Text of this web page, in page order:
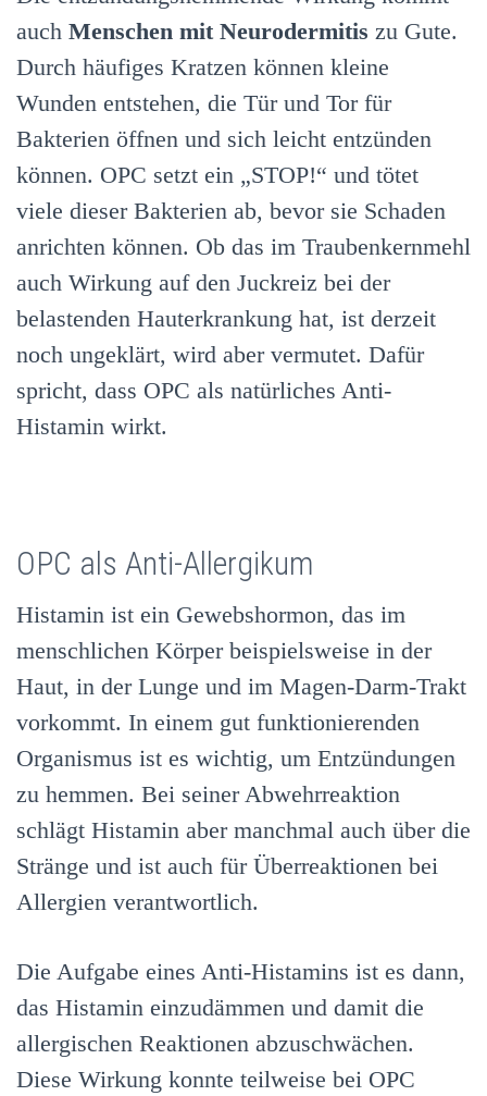
auch Menschen mit Neurodermitis zu Gute.
Durch häufiges Kratzen können kleine
Wunden entstehen, die Tür und Tor für
Bakterien öffnen und sich leicht entzünden
können. OPC setzt ein „STOP!“ und tötet
viele dieser Bakterien ab, bevor sie Schaden
anrichten können. Ob das im Traubenkernmehl
auch Wirkung auf den Juckreiz bei der
belastenden Hauterkrankung hat, ist derzeit
noch ungeklärt, wird aber vermutet. Dafür
spricht, dass OPC als natürliches Anti-
Histamin wirkt.
OPC als Anti-Allergikum
Histamin ist ein Gewebshormon, das im
menschlichen Körper beispielsweise in der
Haut, in der Lunge und im Magen-Darm-Trakt
vorkommt. In einem gut funktionierenden
Organismus ist es wichtig, um Entzündungen
zu hemmen. Bei seiner Abwehrreaktion
schlägt Histamin aber manchmal auch über die
Stränge und ist auch für Überreaktionen bei
Allergien verantwortlich.
Die Aufgabe eines Anti-Histamins ist es dann,
das Histamin einzudämmen und damit die
allergischen Reaktionen abzuschwächen.
Diese Wirkung konnte teilweise bei OPC